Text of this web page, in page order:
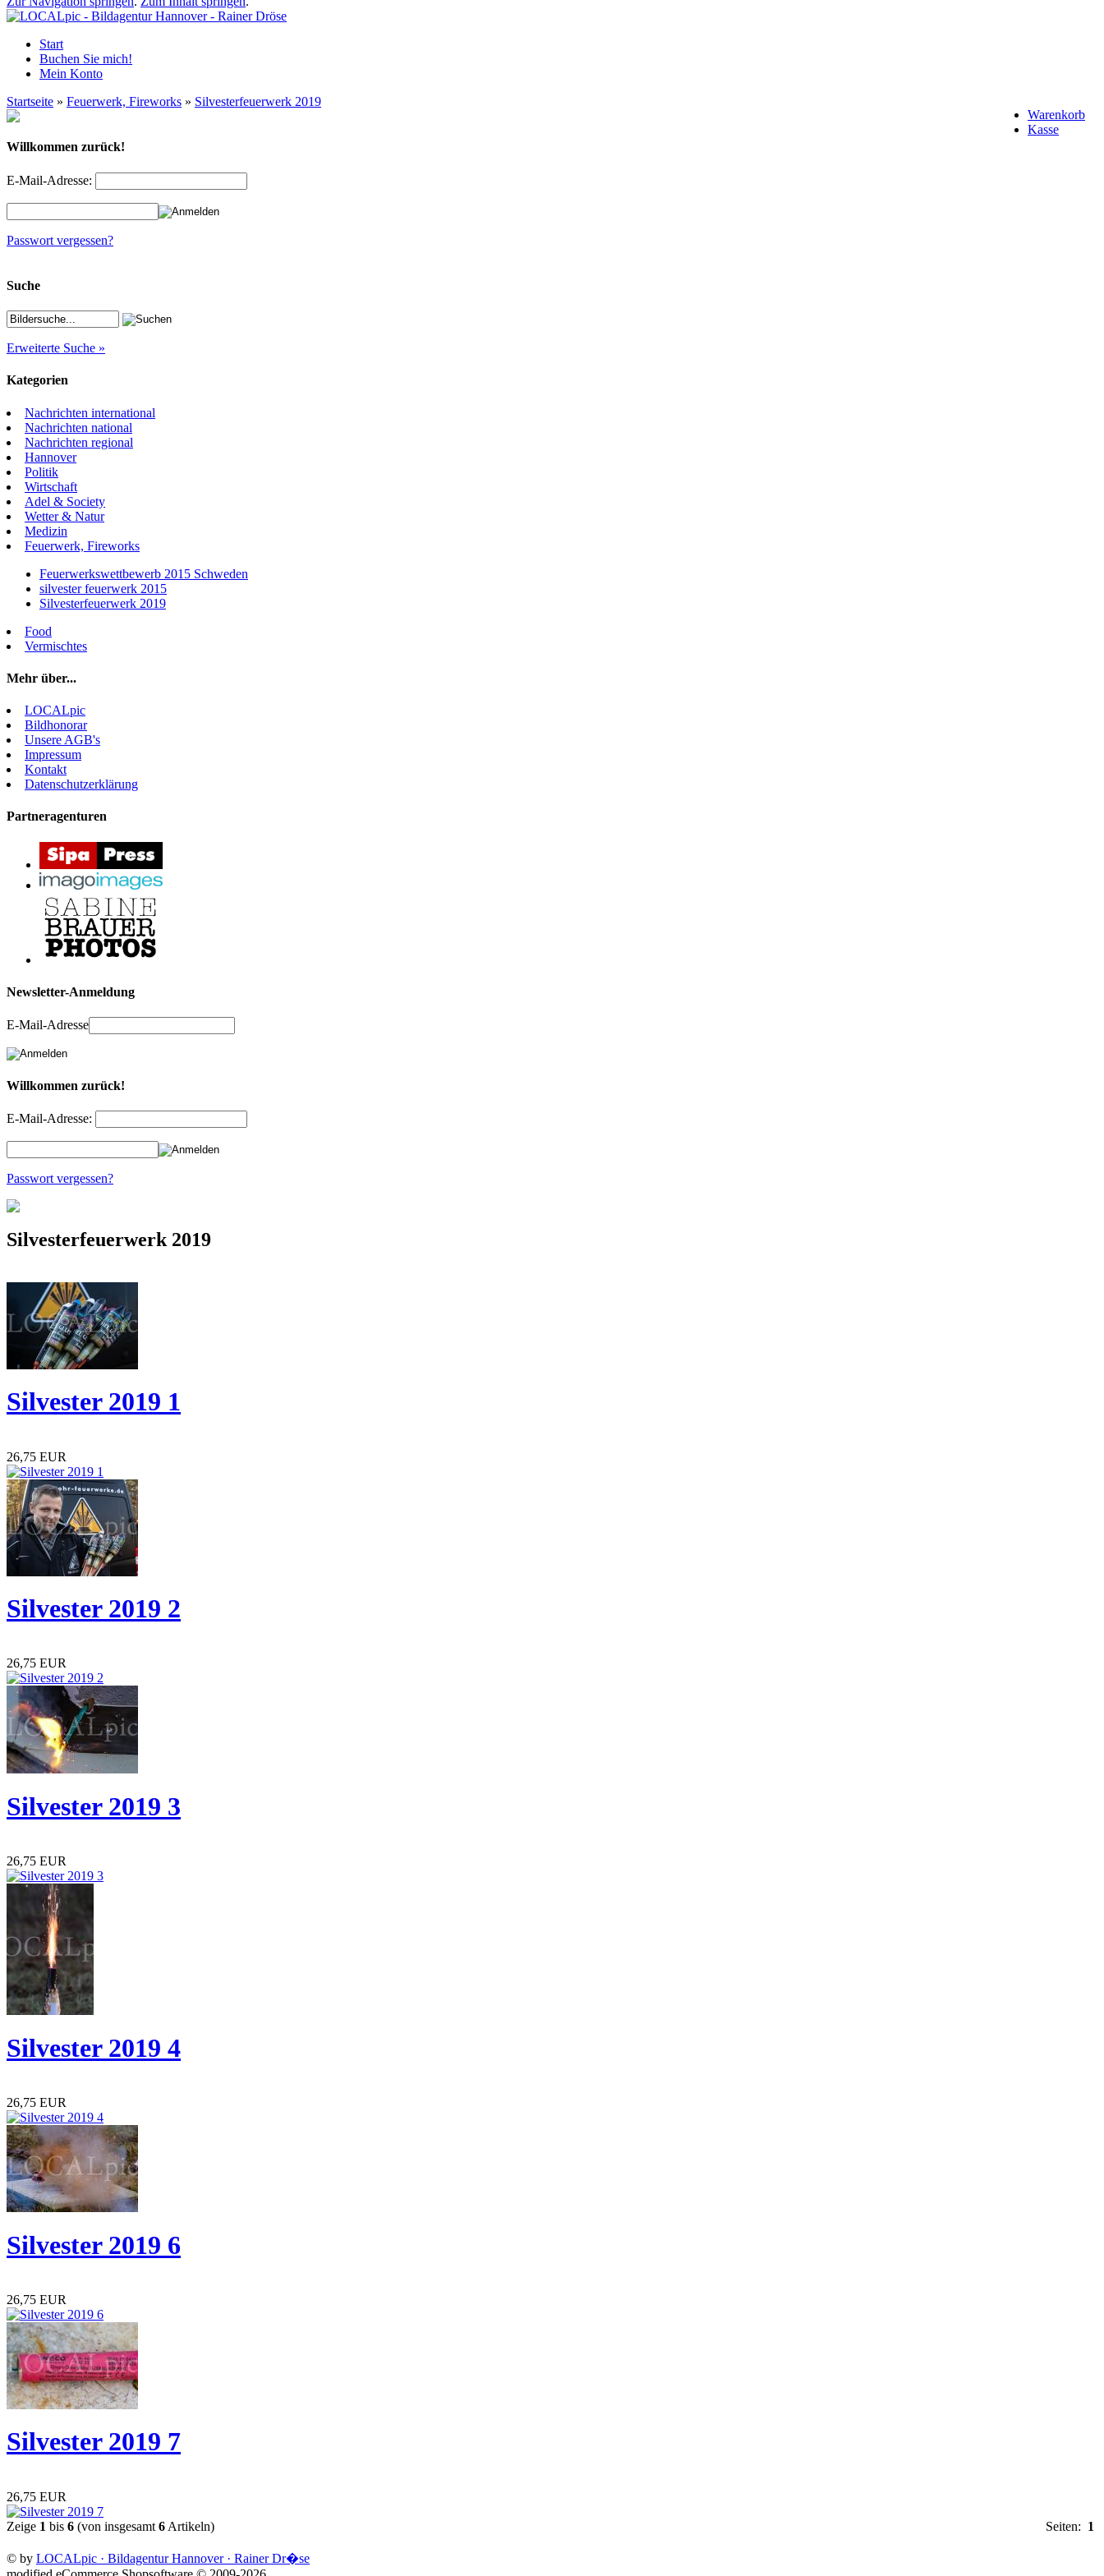
Start
Buchen Sie mich!
Mein Konto
Warenkorb
Kasse
Startseite » Feuerwerk, Fireworks » Silvesterfeuerwerk 2019
Willkommen zurück!
E-Mail-Adresse:
Passwort vergessen?
Suche
Erweiterte Suche »
Kategorien
Nachrichten international
Nachrichten national
Nachrichten regional
Hannover
Politik
Wirtschaft
Adel & Society
Wetter & Natur
Medizin
Feuerwerk, Fireworks
Feuerwerkswettbewerb 2015 Schweden
silvester feuerwerk 2015
Silvesterfeuerwerk 2019
Food
Vermischtes
Mehr über...
LOCALpic
Bildhonorar
Unsere AGB's
Impressum
Kontakt
Datenschutzerklärung
Partneragenturen
Newsletter-Anmeldung
E-Mail-Adresse
Willkommen zurück!
E-Mail-Adresse:
Passwort vergessen?
Silvesterfeuerwerk 2019
Silvester 2019 1
26,75 EUR
Silvester 2019 2
26,75 EUR
Silvester 2019 3
26,75 EUR
Silvester 2019 4
26,75 EUR
Silvester 2019 6
26,75 EUR
Silvester 2019 7
26,75 EUR
Zeige 1 bis 6 (von insgesamt 6 Artikeln) Seiten: 1
© by LOCALpic · Bildagentur Hannover · Rainer Dr�se